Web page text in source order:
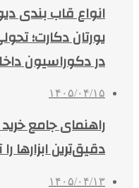
انواع قاب بندی
یورتان دکارت؛
در دکوراسیون
۱۴۰۵/۰۴/۱۵
راهنمای جامع
دقیق‌ترین ابزارها را
۱۴۰۵/۰۴/۱۳